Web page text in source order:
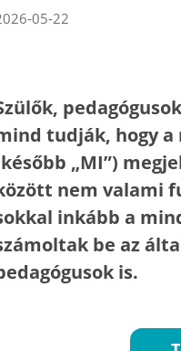
05-22
tudják, hogy
„MI”)
nem valami
inkább a
be az
is.